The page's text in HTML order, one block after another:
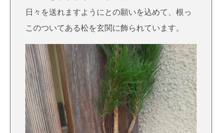
日々を送れますようにとの願いを込めて、根っ
このついてある松を玄関に飾られています。